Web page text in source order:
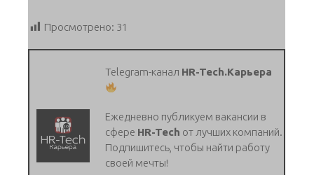
Просмотрено: 31
Telegram-канал HR-Tech.Карьера
Ежедневно публикуем вакансии в
сфере HR-Tech от лучших компаний.
Подпишитесь, чтобы найти работу
своей мечты!